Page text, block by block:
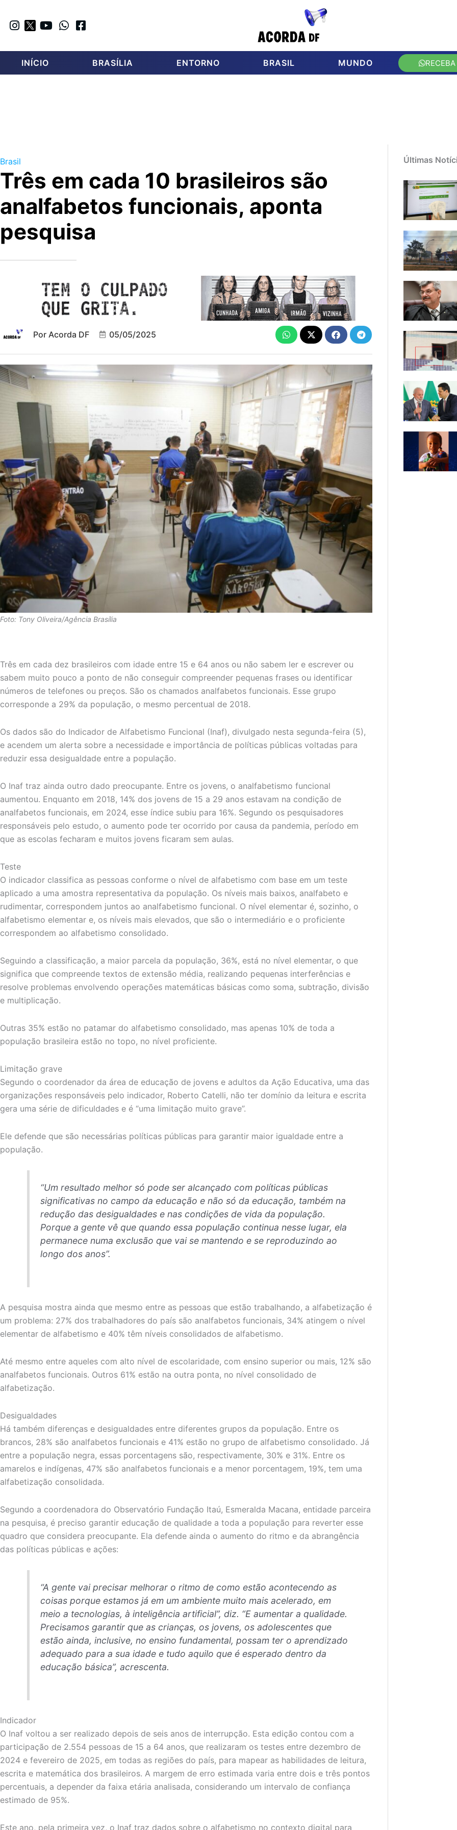
INÍCIO BRASÍLIA ENTORNO BRASIL MUNDO
Brasil
Três em cada 10 brasileiros são
analfabetos funcionais, aponta
pesquisa
Por Acorda DF 05/05/2025
Foto: Tony Oliveira/Agência Brasília
Três em cada dez brasileiros com idade entre 15 e 64 anos ou não sabem ler e escrever ou
sabem muito pouco a ponto de não conseguir compreender pequenas frases ou identificar
números de telefones ou preços. São os chamados analfabetos funcionais. Esse grupo
corresponde a 29% da população, o mesmo percentual de 2018.
Os dados são do Indicador de Alfabetismo Funcional (Inaf), divulgado nesta segunda-feira (5),
e acendem um alerta sobre a necessidade e importância de políticas públicas voltadas para
reduzir essa desigualdade entre a população.
O Inaf traz ainda outro dado preocupante. Entre os jovens, o analfabetismo funcional
aumentou. Enquanto em 2018, 14% dos jovens de 15 a 29 anos estavam na condição de
analfabetos funcionais, em 2024, esse índice subiu para 16%. Segundo os pesquisadores
responsáveis pelo estudo, o aumento pode ter ocorrido por causa da pandemia, período em
que as escolas fecharam e muitos jovens ficaram sem aulas.
Teste
O indicador classifica as pessoas conforme o nível de alfabetismo com base em um teste
aplicado a uma amostra representativa da população. Os níveis mais baixos, analfabeto e
rudimentar, correspondem juntos ao analfabetismo funcional. O nível elementar é, sozinho, o
alfabetismo elementar e, os níveis mais elevados, que são o intermediário e o proficiente
correspondem ao alfabetismo consolidado.
Seguindo a classificação, a maior parcela da população, 36%, está no nível elementar, o que
significa que compreende textos de extensão média, realizando pequenas interferências e
resolve problemas envolvendo operações matemáticas básicas como soma, subtração, divisão
e multiplicação.
Outras 35% estão no patamar do alfabetismo consolidado, mas apenas 10% de toda a
população brasileira estão no topo, no nível proficiente.
Limitação grave
Segundo o coordenador da área de educação de jovens e adultos da Ação Educativa, uma das
organizações responsáveis pelo indicador, Roberto Catelli, não ter domínio da leitura e escrita
gera uma série de dificuldades e é “uma limitação muito grave”.
Ele defende que são necessárias políticas públicas para garantir maior igualdade entre a
população.
“Um resultado melhor só pode ser alcançado com políticas públicas
significativas no campo da educação e não só da educação, também na
redução das desigualdades e nas condições de vida da população.
Porque a gente vê que quando essa população continua nesse lugar, ela
permanece numa exclusão que vai se mantendo e se reproduzindo ao
longo dos anos”.
A pesquisa mostra ainda que mesmo entre as pessoas que estão trabalhando, a alfabetização é
um problema: 27% dos trabalhadores do país são analfabetos funcionais, 34% atingem o nível
elementar de alfabetismo e 40% têm níveis consolidados de alfabetismo.
Até mesmo entre aqueles com alto nível de escolaridade, com ensino superior ou mais, 12% são
analfabetos funcionais. Outros 61% estão na outra ponta, no nível consolidado de
alfabetização.
Desigualdades
Há também diferenças e desigualdades entre diferentes grupos da população. Entre os
brancos, 28% são analfabetos funcionais e 41% estão no grupo de alfabetismo consolidado. Já
entre a população negra, essas porcentagens são, respectivamente, 30% e 31%. Entre os
amarelos e indígenas, 47% são analfabetos funcionais e a menor porcentagem, 19%, tem uma
alfabetização consolidada.
Segundo a coordenadora do Observatório Fundação Itaú, Esmeralda Macana, entidade parceira
na pesquisa, é preciso garantir educação de qualidade a toda a população para reverter esse
quadro que considera preocupante. Ela defende ainda o aumento do ritmo e da abrangência
das políticas públicas e ações:
“A gente vai precisar melhorar o ritmo de como estão acontecendo as
coisas porque estamos já em um ambiente muito mais acelerado, em
meio a tecnologias, à inteligência artificial”, diz. “E aumentar a qualidade.
Precisamos garantir que as crianças, os jovens, os adolescentes que
estão ainda, inclusive, no ensino fundamental, possam ter o aprendizado
adequado para a sua idade e tudo aquilo que é esperado dentro da
educação básica”, acrescenta.
Indicador
O Inaf voltou a ser realizado depois de seis anos de interrupção. Esta edição contou com a
participação de 2.554 pessoas de 15 a 64 anos, que realizaram os testes entre dezembro de
2024 e fevereiro de 2025, em todas as regiões do país, para mapear as habilidades de leitura,
escrita e matemática dos brasileiros. A margem de erro estimada varia entre dois e três pontos
percentuais, a depender da faixa etária analisada, considerando um intervalo de confiança
estimado de 95%.
Este ano, pela primeira vez, o Inaf traz dados sobre o alfabetismo no contexto digital para
Últimas